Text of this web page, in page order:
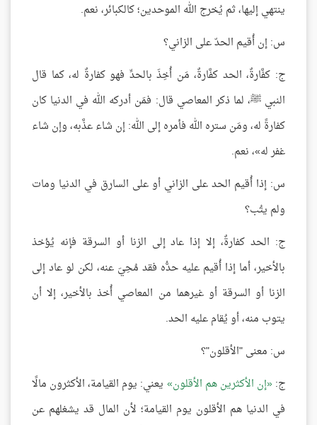
ينتهي إليها، ثم يُخرج الله الموحدين؛ كالكبائر، نعم.
س: إن أُقيم الحدّ على الزاني؟
ج: كفَّارةٌ، الحد كفَّارةٌ، مَن أُخِذَ بالحدِّ فهو كفارةٌ له، كما قال
النبي ﷺ، لما ذكر المعاصي قال: فمَن أدركه الله في الدنيا كان
كفارةً له، ومَن ستره الله فأمره إلى الله: إن شاء عذَّبه، وإن شاء
غفر له»، نعم.
س: إذا أُقيم الحد على الزاني أو على السارق في الدنيا ومات
ولم يتُب؟
ج: الحد كفارةٌ، إلا إذا عاد إلى الزنا أو السرقة فإنه يُؤخذ
بالأخير، أما إذا أُقيم عليه حدُّه فقد مُحِيَ عنه، لكن لو عاد إلى
الزنا أو السرقة أو غيرهما من المعاصي أُخذ بالأخير، إلا أن
يتوب منه، أو يُقام عليه الحد.
س: معنى "الأقلون"؟
ج: إن الأكثرين هم الأقلون يعني: يوم القيامة، الأكثرون مالًا
في الدنيا هم الأقلون يوم القيامة؛ لأن المال قد يشغلهم عن